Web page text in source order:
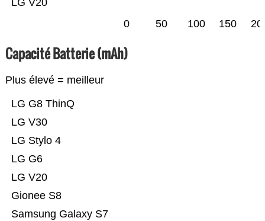
LG V20
0 50 100 150
Capacité Batterie (mAh)
Plus élevé = meilleur
Samsung Galaxy S7
Gionee S8
LG V20
LG G6
LG Stylo 4
LG V30
LG G8 ThinQ